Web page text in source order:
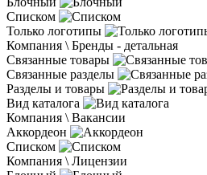
Списком
Только логотипы
Компания \ Бренды - детальная
Связанные товары
Связанные разделы
Разделы и товары
Вид каталога
Компания \ Вакансии
Аккордеон
Списком
Компания \ Лицензии